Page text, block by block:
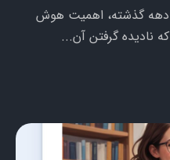
گذشته، اهمیت هوش
نادیده گرفتن آن...